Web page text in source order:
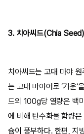
3. 치아씨드(Chia Seed)
치아씨드는 고대 마야
는 고대 마야어로 ‘기운’
드의 100g당 열량은 백
에 비해 탄수화물 함량
슘이 풍부하다. 한편, 지